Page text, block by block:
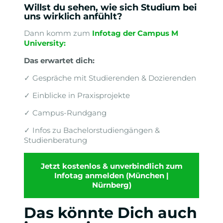
Willst du sehen, wie sich Studium bei
uns wirklich anfühlt?
Dann komm zum Infotag der Campus M
University:
Das erwartet dich:
✓ Gespräche mit Studierenden & Dozierenden
✓ Einblicke in Praxisprojekte
✓ Campus-Rundgang
✓ Infos zu Bachelorstudiengängen &
Studienberatung
Jetzt kostenlos & unverbindlich zum
Infotag anmelden (München |
Nürnberg)
Das könnte Dich auch